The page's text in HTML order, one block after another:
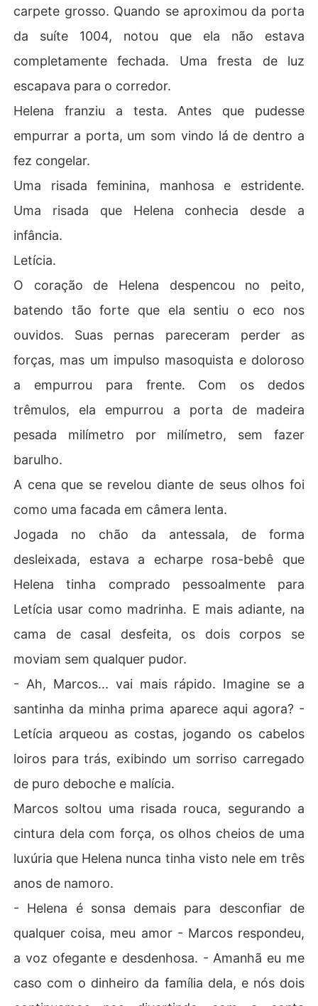
carpete grosso. Quando se aproximou da porta
da suíte 1004, notou que ela não estava
completamente fechada. Uma fresta de luz
escapava para o corredor.
​Helena franziu a testa. Antes que pudesse
empurrar a porta, um som vindo lá de dentro a
fez congelar.
​Uma risada feminina, manhosa e estridente.
Uma risada que Helena conhecia desde a
infância.
​Letícia.
​O coração de Helena despencou no peito,
batendo tão forte que ela sentiu o eco nos
ouvidos. Suas pernas pareceram perder as
forças, mas um impulso masoquista e doloroso
a empurrou para frente. Com os dedos
trêmulos, ela empurrou a porta de madeira
pesada milímetro por milímetro, sem fazer
barulho.
​A cena que se revelou diante de seus olhos foi
como uma facada em câmera lenta.
​Jogada no chão da antessala, de forma
desleixada, estava a echarpe rosa-bebê que
Helena tinha comprado pessoalmente para
Letícia usar como madrinha. E mais adiante, na
cama de casal desfeita, os dois corpos se
moviam sem qualquer pudor.
​- Ah, Marcos... vai mais rápido. Imagine se a
santinha da minha prima aparece aqui agora? -
Letícia arqueou as costas, jogando os cabelos
loiros para trás, exibindo um sorriso carregado
de puro deboche e malícia.
​Marcos soltou uma risada rouca, segurando a
cintura dela com força, os olhos cheios de uma
luxúria que Helena nunca tinha visto nele em três
anos de namoro.
​- Helena é sonsa demais para desconfiar de
qualquer coisa, meu amor - Marcos respondeu,
a voz ofegante e desdenhosa. - Amanhã eu me
caso com o dinheiro da família dela, e nós dois